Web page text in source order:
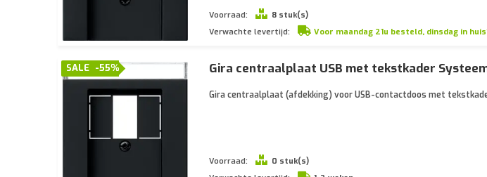
Voorraad:
8 stuk(s)
Verwachte levertijd:
Voor maandag 21u besteld, dinsdag in
-55%
SALE Gira centraalplaat USB met tekstkader
Gira centraalplaat (afdekking) voor USB-contactdoos met
Voorraad:
0 stuk(s)